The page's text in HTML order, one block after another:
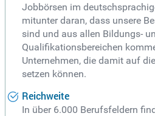
Jobbörsen im
mitunter daran, dass unsere
sind und aus allen Bildungs-
Qualifikationsbereichen
Unternehmen, die damit auf
setzen können.
Reichweite
In über 6.000 Berufsfeldern